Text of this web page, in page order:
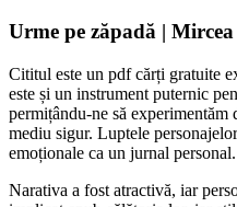
Urme pe zăpadă | Mircea
Cititul este un pdf cărți gratuite
este și un instrument puternic
permițându-ne să
mediu sigur. Luptele
emoționale ca un jurnal personal.
Narativa a fost atractivă, iar